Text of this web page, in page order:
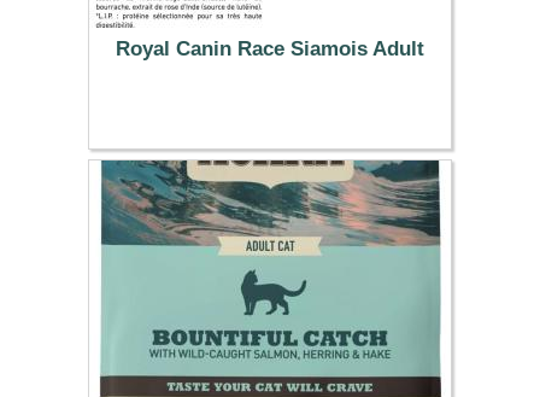
Royal Canin Race Siamois Adult
39.99 €